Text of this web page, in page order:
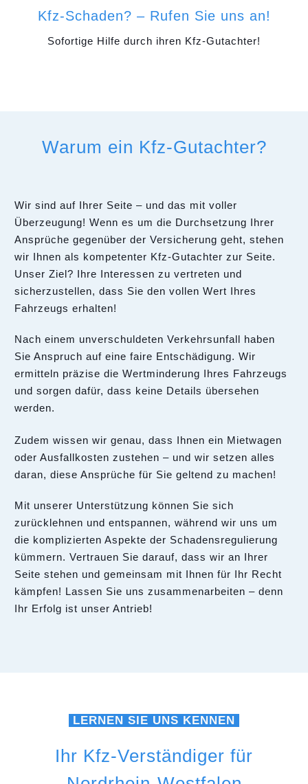
Kfz-Schaden? – Rufen Sie uns an!
Sofortige Hilfe durch ihren Kfz-Gutachter!
Warum ein Kfz-Gutachter?
Wir sind auf Ihrer Seite – und das mit voller
Überzeugung! Wenn es um die Durchsetzung Ihrer
Ansprüche gegenüber der Versicherung geht, stehen
wir Ihnen als kompetenter Kfz-Gutachter zur Seite.
Unser Ziel? Ihre Interessen zu vertreten und
sicherzustellen, dass Sie den vollen Wert Ihres
Fahrzeugs erhalten!
Nach einem unverschuldeten Verkehrsunfall haben
Sie Anspruch auf eine faire Entschädigung. Wir
ermitteln präzise die Wertminderung Ihres Fahrzeugs
und sorgen dafür, dass keine Details übersehen
werden.
Zudem wissen wir genau, dass Ihnen ein Mietwagen
oder Ausfallkosten zustehen – und wir setzen alles
daran, diese Ansprüche für Sie geltend zu machen!
Mit unserer Unterstützung können Sie sich
zurücklehnen und entspannen, während wir uns um
die komplizierten Aspekte der Schadensregulierung
kümmern. Vertrauen Sie darauf, dass wir an Ihrer
Seite stehen und gemeinsam mit Ihnen für Ihr Recht
kämpfen! Lassen Sie uns zusammenarbeiten – denn
Ihr Erfolg ist unser Antrieb!
LERNEN SIE UNS KENNEN
Ihr Kfz-Verständiger für